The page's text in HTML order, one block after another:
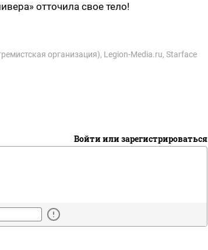
отточила свое тело!
организация), Legion-Media.ru, Starface
Войти или зарегистрироваться